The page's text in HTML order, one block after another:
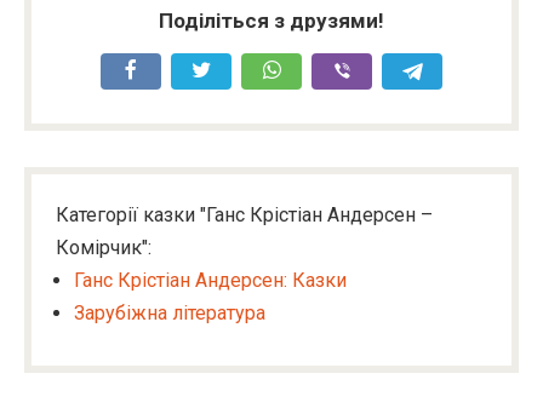
Поділіться з друзями!
Категорії казки "Ганс Крістіан Андерсен –
Комірчик":
Ганс Крістіан Андерсен: Казки
Зарубіжна література